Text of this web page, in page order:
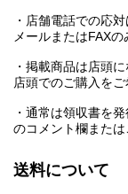
・店舗電話での応
メールまたはFAXの
・掲載商品は店頭
店頭でのご購入を
・通常は領収書を
のコメント欄または
送料について